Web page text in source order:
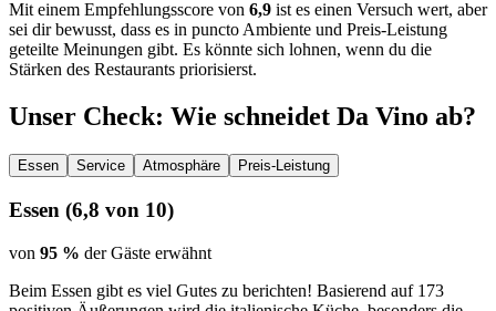
Mit einem Empfehlungsscore von 6,9 ist es einen Versuch wert, aber
sei dir bewusst, dass es in puncto Ambiente und Preis-Leistung
geteilte Meinungen gibt. Es könnte sich lohnen, wenn du die
Stärken des Restaurants priorisierst.
Unser Check: Wie schneidet Da Vino ab?
Essen Service Atmosphäre Preis-Leistung
Essen (6,8 von 10)
von 95 % der Gäste erwähnt
Beim Essen gibt es viel Gutes zu berichten! Basierend auf 173